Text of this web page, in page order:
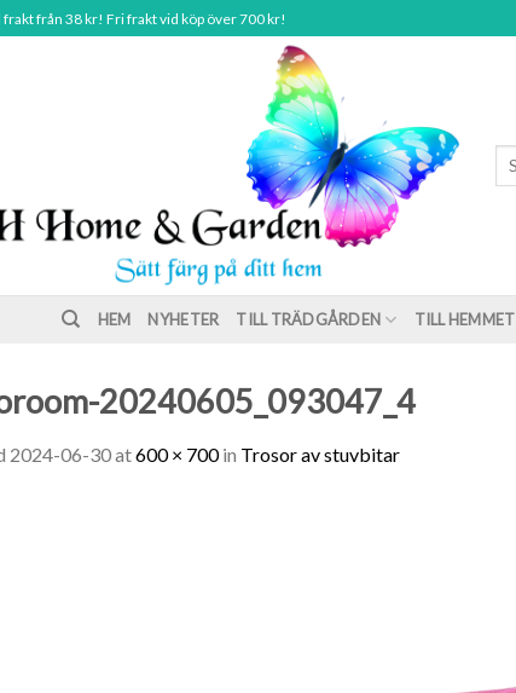
från 38 kr! Fri frakt vid köp över 700 kr!
HEM NYHETER TILL TRÄDGÅRDEN TILL HEMMET
20240605_093047_4
2024-06-30at600 × 700in Trosor av stuvbitar